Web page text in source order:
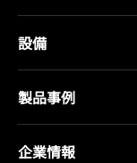
設備
製品事例
企業情報